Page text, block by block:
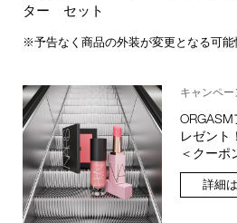
ター セット
※予告なく商品の外装が変更となる可能
キャンペー
レゼント！
＜クーポ
詳細